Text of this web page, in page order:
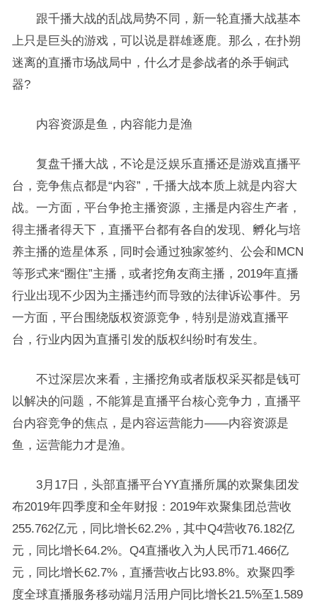
跟千播大战的乱战局势不同，新一轮直播大战基本
上只是巨头的游戏，可以说是群雄逐鹿。那么，在扑朔
迷离的直播市场战局中，什么才是参战者的杀手锏武
器?
内容资源是鱼，内容能力是渔
复盘千播大战，不论是泛娱乐直播还是游戏直播平
台，竞争焦点都是“内容”，千播大战本质上就是内容大
战。一方面，平台争抢主播资源，主播是内容生产者，
得主播者得天下，直播平台都有各自的发现、孵化与培
养主播的造星体系，同时会通过独家签约、公会和MCN
等形式来“圈住”主播，或者挖角友商主播，2019年直播
行业出现不少因为主播违约而导致的法律诉讼事件。另
一方面，平台围绕版权资源竞争，特别是游戏直播平
台，行业内因为直播引发的版权纠纷时有发生。
不过深层次来看，主播挖角或者版权采买都是钱可
以解决的问题，不能算是直播平台核心竞争力，直播平
台内容竞争的焦点，是内容运营能力——内容资源是
鱼，运营能力才是渔。
3月17日，头部直播平台YY直播所属的欢聚集团发
布2019年四季度和全年财报：2019年欢聚集团总营收
255.762亿元，同比增长62.2%，其中Q4营收76.182亿
元，同比增长64.2%。Q4直播收入为人民币71.466亿
元，同比增长62.7%，直播营收占比93.8%。欢聚四季
度全球直播服务移动端月活用户同比增长21.5%至1.589